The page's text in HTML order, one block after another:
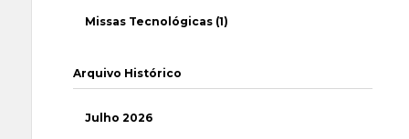
Missas Tecnológicas (1)
Arquivo Histórico
Julho 2026